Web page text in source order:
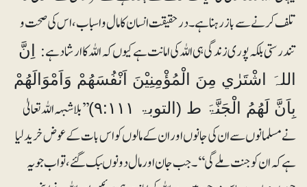
تلف کرنے سے باز رہنا ہے۔ درحقیقت انسان کامال واسباب ، اس کی صحت و
تندرستی بلکہ پوری زندگی ہی اللہ کی امانت ہے کیوں کہ اللہ کا ارشاد ہے:اِنَّ
اللہَ اشْتَرٰي مِنَ الْمُؤْمِنِيْنَ اَنْفُسَھُمْ وَاَمْوَالَھُمْ
بِاَنَّ لَھُمُ الْجَنَّۃَ ط (التوبۃ ۹:۱۱۱)
’’بلاشبہہ اللہ تعالیٰ
نے مسلمانوں سے ان کی جانوں اور ان کے مالوں کو اس بات کے عوض خرید لیا
ہے کہ ان کو جنت ملے گی‘‘۔ جب جان اور مال دونوںبک گئے، تواب جو یہ